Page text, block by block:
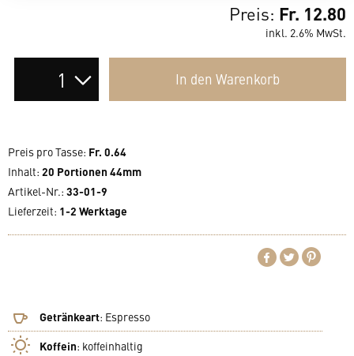
Preis: Fr. 12.80
inkl. 2.6% MwSt.
In den Warenkorb
Preis pro Tasse: Fr. 0.64
Inhalt: 20 Portionen 44mm
Artikel-Nr.: 33-01-9
Lieferzeit: 1-2 Werktage
Getränkeart: Espresso
Koffein: koffeinhaltig